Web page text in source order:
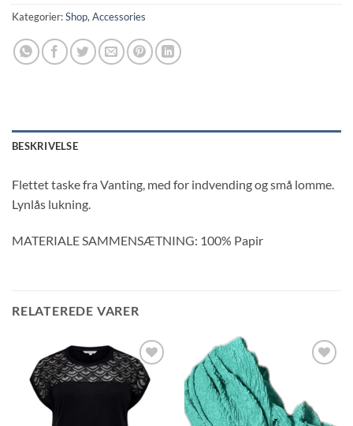
Kategorier:Shop,Accessories
BESKRIVELSE
Flettet taske fra Vanting, med for indvending og små lomme.
Lynlås lukning.
MATERIALE SAMMENSÆTNING: 100% Papir
RELATEREDE VARER